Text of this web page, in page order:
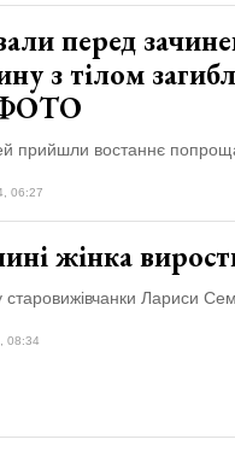
перед
з тілом
прийшли востаннє
06:27
жінка
старовижівчанки Лариси
08:34